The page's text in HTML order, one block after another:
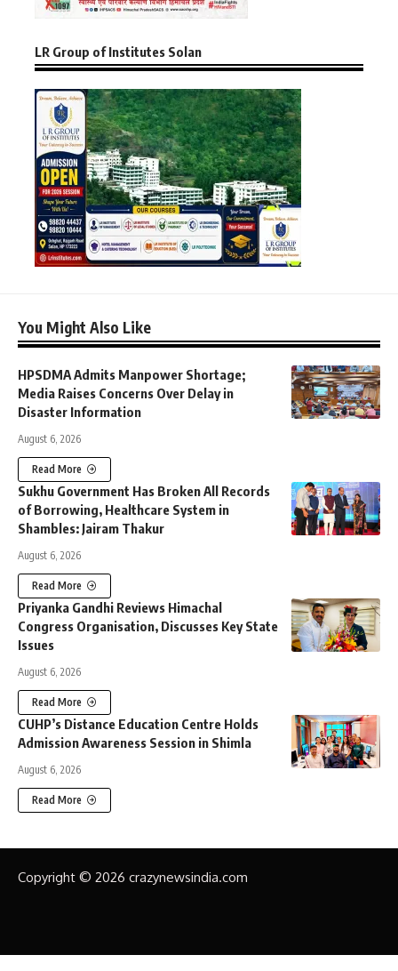
LR Group of Institutes Solan
You Might Also Like
HPSDMA Admits Manpower Shortage;
Media Raises Concerns Over Delay in
Disaster Information
August 6, 2026
Read More
Sukhu Government Has Broken All Records
of Borrowing, Healthcare System in
Shambles: Jairam Thakur
August 6, 2026
Read More
Priyanka Gandhi Reviews Himachal
Congress Organisation, Discusses Key State
Issues
August 6, 2026
Read More
CUHP’s Distance Education Centre Holds
Admission Awareness Session in Shimla
August 6, 2026
Read More
Copyright © 2026 crazynewsindia.com